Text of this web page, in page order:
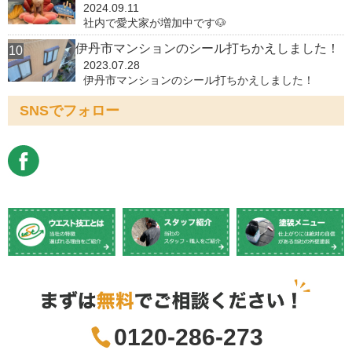
2024.09.11
社内で愛犬家が増加中です🐶
伊丹市マンションのシール打ちかえしました！
2023.07.28
伊丹市マンションのシール打ちかえしました！
SNSでフォロー
0120-286-273